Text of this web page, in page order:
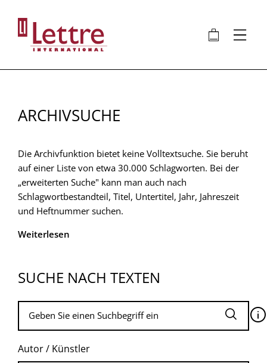
Inhalt
🛍 ⋮
ARCHIVSUCHE
Die Archivfunktion bietet keine Volltextsuche. Sie beruht
auf einer Liste von etwa 30.000 Schlagworten. Bei der
„erweiterten Suche" kann man auch nach
Schlagwortbestandteil, Titel, Untertitel, Jahr, Jahreszeit
und Heftnummer suchen.
Weiterlesen
SUCHE NACH TEXTEN
🛈
Autor / Künstler